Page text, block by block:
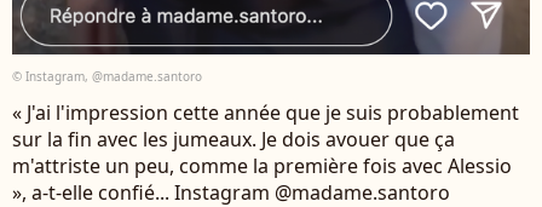
© Instagram, @madame.santoro
« J'ai l'impression cette année que je suis probablement
sur la fin avec les jumeaux. Je dois avouer que ça
m'attriste un peu, comme la première fois avec Alessio
», a-t-elle confié... Instagram @madame.santoro